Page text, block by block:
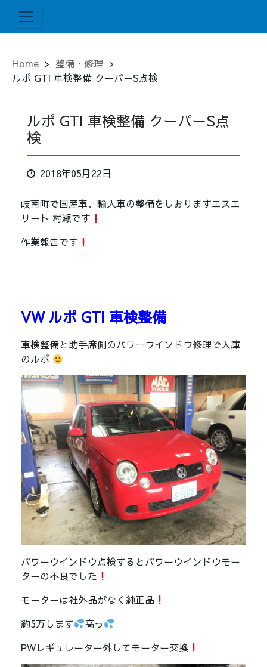
Home > 整備・修理 >
ルポ GTI 車検整備 クーパーS点検
ルポ GTI 車検整備 クーパーS点
検
2018年05月22日
岐南町で国産車、輸入車の整備をしおりますエスエ
リート 村瀬です
作業報告です
VW ルポ GTI 車検整備
車検整備と助手席側のパワーウインドウ修理で入庫
のルポ
パワーウインドウ点検するとパワーウインドウモー
ターの不良でした
モーターは社外品がなく純正品
約5万します
高っ
PWレギュレーター外してモーター交換